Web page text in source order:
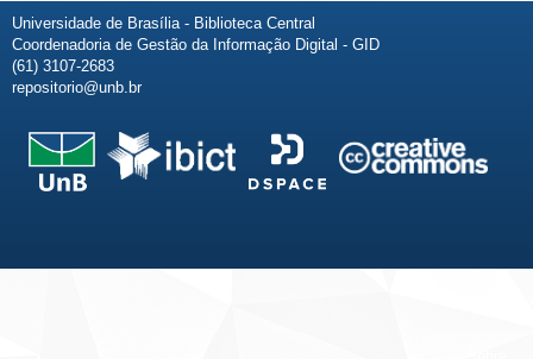
Universidade de Brasília - Biblioteca Central
Coordenadoria de Gestão da Informação Digital - GID
(61) 3107-2683
repositorio@unb.br